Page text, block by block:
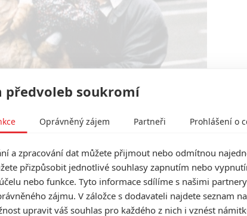
předvoleb soukromí
Oprávněný zájem Partneři Prohlášení o
a zpracování dat můžete přijmout nebo odmítnou
přizpůsobit jednotlivé souhlasy zapnutím nebo
nebo funkce. Tyto informace sdílíme s našimi
zájmu. V záložce s dodavateli najdete seznam
upravit váš souhlas pro každého z nich i vznést